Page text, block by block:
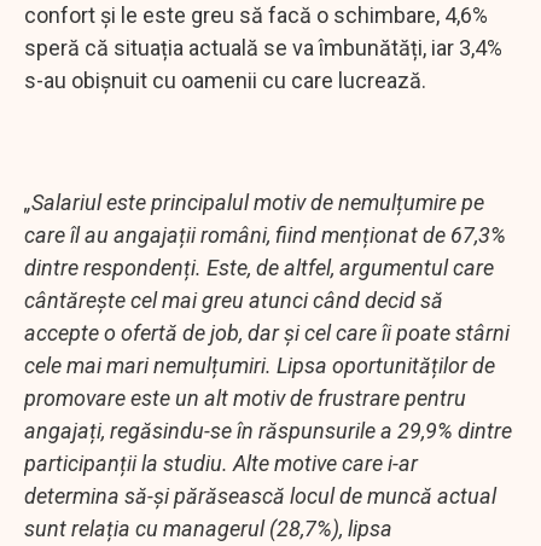
confort și le este greu să facă o schimbare, 4,6%
speră că situația actuală se va îmbunătăți, iar 3,4%
s-au obișnuit cu oamenii cu care lucrează.
„Salariul este principalul motiv de nemulțumire pe
care îl au angajații români, fiind menționat de 67,3%
dintre respondenți. Este, de altfel, argumentul care
cântărește cel mai greu atunci când decid să
accepte o ofertă de job, dar și cel care îi poate stârni
cele mai mari nemulțumiri. Lipsa oportunităților de
promovare este un alt motiv de frustrare pentru
angajați, regăsindu-se în răspunsurile a 29,9% dintre
participanții la studiu. Alte motive care i-ar
determina să-și părăsească locul de muncă actual
sunt relația cu managerul (28,7%), lipsa